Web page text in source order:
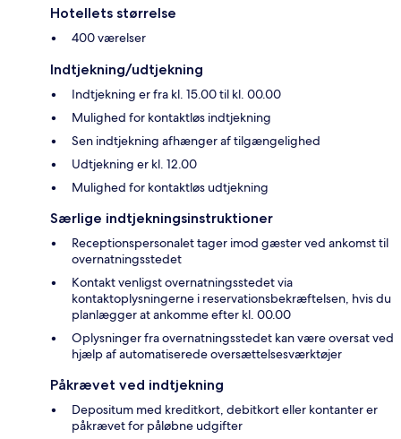
Hotellets størrelse
400 værelser
Indtjekning/udtjekning
Indtjekning er fra kl. 15.00 til kl. 00.00
Mulighed for kontaktløs indtjekning
Sen indtjekning afhænger af tilgængelighed
Udtjekning er kl. 12.00
Mulighed for kontaktløs udtjekning
Særlige indtjekningsinstruktioner
Receptionspersonalet tager imod gæster ved ankomst til
overnatningsstedet
Kontakt venligst overnatningsstedet via
kontaktoplysningerne i reservationsbekræftelsen, hvis du
planlægger at ankomme efter kl. 00.00
Oplysninger fra overnatningsstedet kan være oversat ved
hjælp af automatiserede oversættelsesværktøjer
Påkrævet ved indtjekning
Depositum med kreditkort, debitkort eller kontanter er
påkrævet for påløbne udgifter